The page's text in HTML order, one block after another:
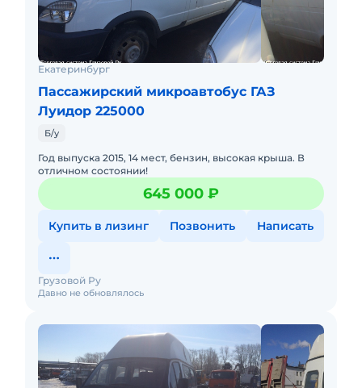
Екатеринбург
Пассажирский микроавтобус ГАЗ
Луидор 225000
Б/у
Год выпуска 2015, 14 мест, бензин, высокая крыша. В
отличном состоянии!
645 000 ₽
Купить в лизинг Позвонить Написать
Давно не обновлялось
Грузовой Ру